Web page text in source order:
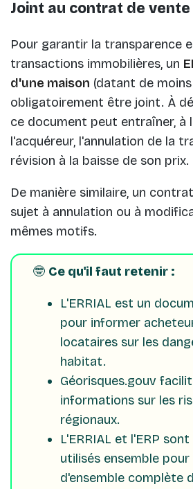
Joint au contrat de vente
Pour garantir la transparence
transactions immobilières, un
d'une maison (datant de
obligatoirement être joint. À
ce document peut entraîner, à
l'acquéreur, l'annulation de la
révision à la baisse de son prix.
De manière similaire, un
sujet à annulation ou à
mêmes motifs.
🤓 Ce qu'il faut retenir :
L'ERRIAL est un
pour informer
locataires sur les
habitat.
Géorisques.gouv
informations sur les
régionaux.
L'ERRIAL et l'ERP
utilisés ensemble pour
d'ensemble complète